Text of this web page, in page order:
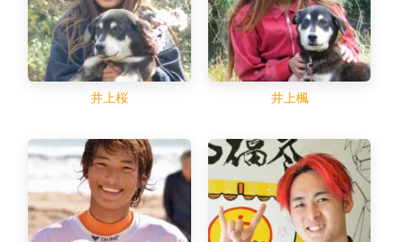
井上桜 井上楓